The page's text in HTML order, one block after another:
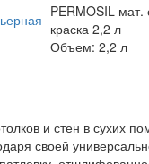
PERMOSIL мат.
краска 2,2 л
Объем: 2,2 л
и стен в сухих
своей